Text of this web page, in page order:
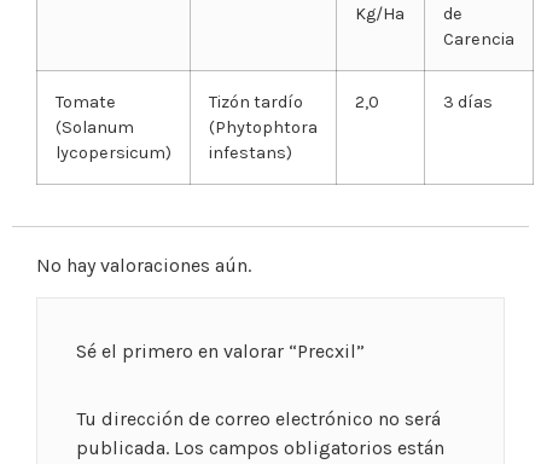
Kg/Ha
de
Carencia
Tomate
(Solanum
lycopersicum)
Tizón tardío
(Phytophtora
infestans)
2,0 3 días
No hay valoraciones aún.
Sé el primero en valorar “Precxil”
Tu dirección de correo electrónico no será
publicada. Los campos obligatorios están